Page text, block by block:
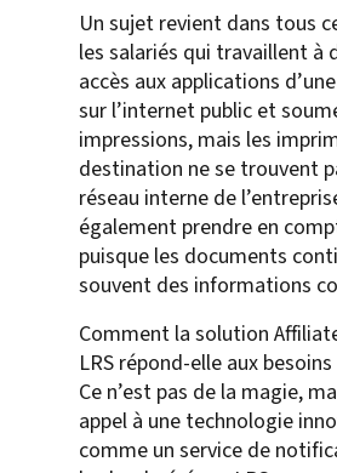
Un sujet revient dans tous
les salariés qui travaillent à
accès aux applications
sur l’internet public et
impressions, mais les
destination ne se trouvent
réseau interne de
également prendre en
puisque les documents
souvent des informations
Comment la solution
LRS répond-elle aux
Ce n’est pas de la magie,
appel à une technologie
comme un service de